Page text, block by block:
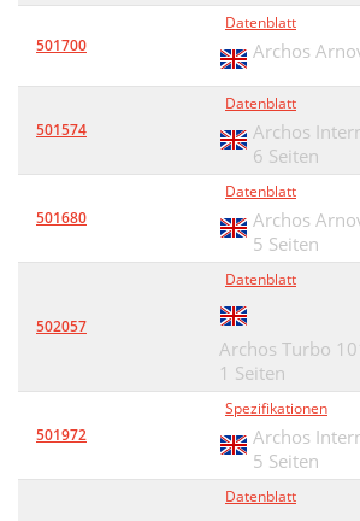
501700
Datenblatt
Archos
501574
Datenblatt
Archos
6 Seiten
501680
Datenblatt
Archos
5 Seiten
502057
Datenblatt
Archos Turbo
1 Seiten
501972
Spezifikationen
Archos
5 Seiten
Datenblatt